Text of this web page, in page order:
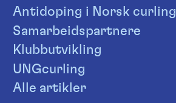
Antidoping i Norsk curling
Samarbeidspartnere
Klubbutvikling
UNGcurling
Alle artikler